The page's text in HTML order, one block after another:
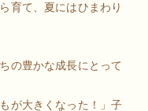
育て、夏にはひまわり
の豊かな成長にとって
が大きくなった！」子